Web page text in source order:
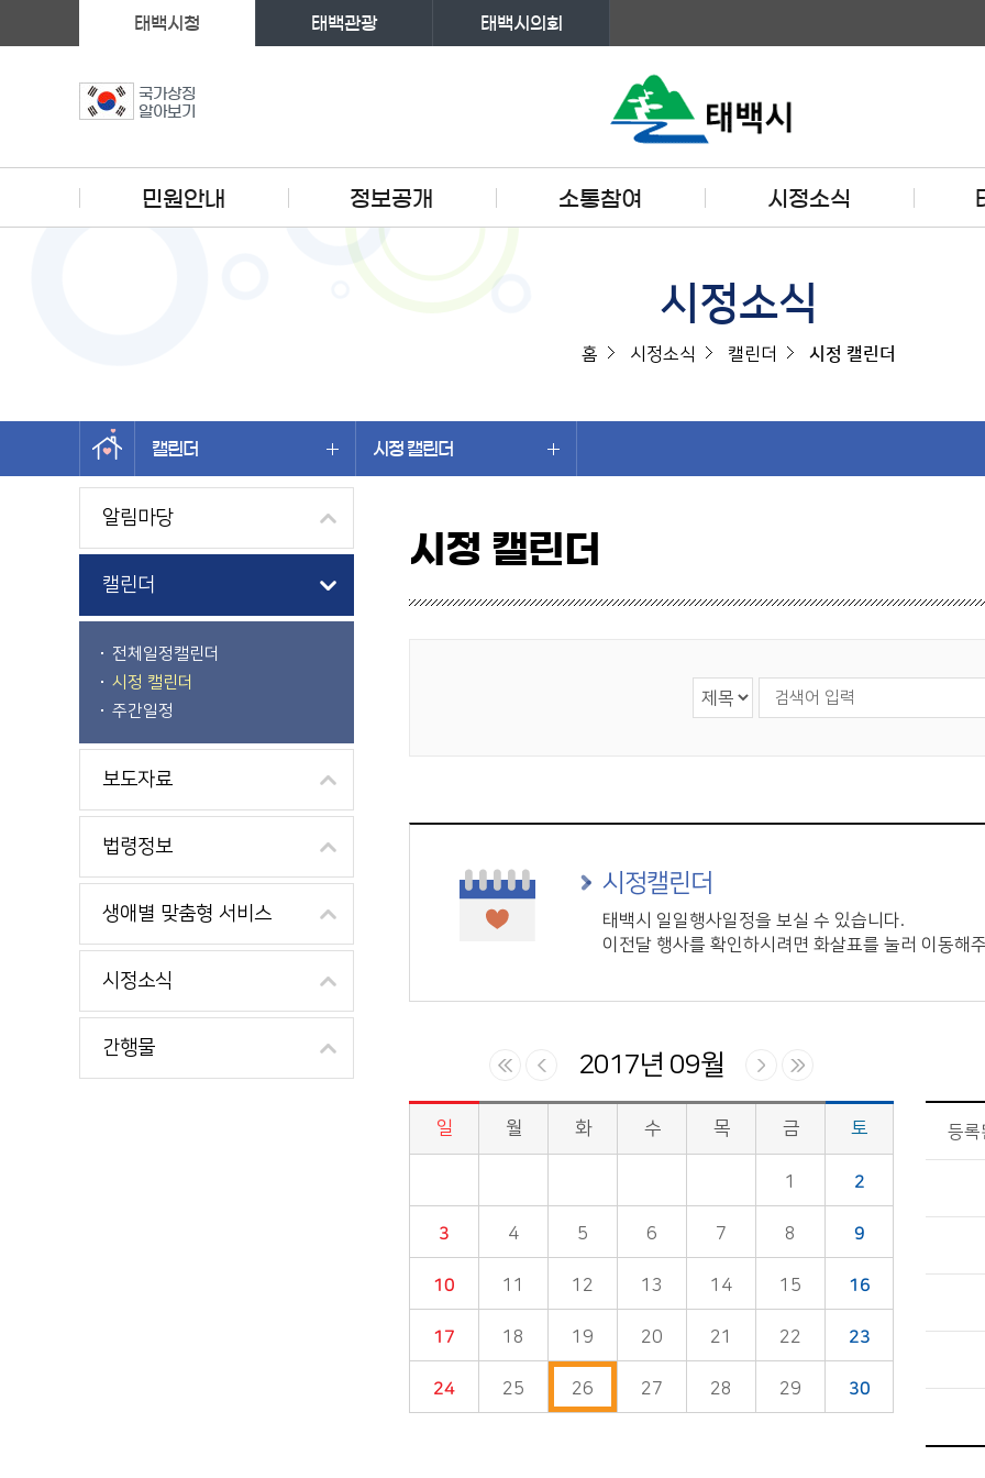
국가상징
알아보기
태백시청 태백관광 태백시의회
민원안내 정보공개 소통참여 시정소식
시정소식
홈 시정소식 캘린더 시정 캘린더
캘린더 시정 캘린더
왼쪽메뉴
알림마당
캘린더
전체일정캘린더
시정 캘린더
주간일정
보도자료
법령정보
생애별 맞춤형 서비스
시정소식
간행물
시정 캘린더
시정캘린더
태백시 일일행사일정을 보실 수 있습니다.
이전달 행사를 확인하시려면 화살표를 눌러 이동해
2017년 09월
시정소식>시정 캘린더 게시판의 (2017년 09월) 달력형태로 일정명, 일정내용을 제공합니다.
일 월 화 수 목 금 토
1 2
3 4 5 6 7 8 9
10 11 12 13 14 15 16
17 18 19 20 21 22 23
24 25 26 27 28 29 30
등록